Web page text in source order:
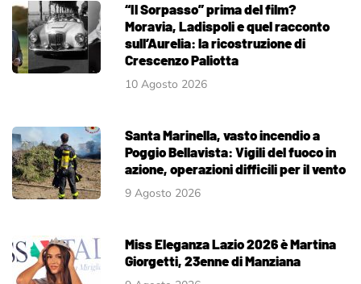
“Il Sorpasso” prima del film?
Moravia, Ladispoli e quel racconto
sull’Aurelia: la ricostruzione di
Crescenzo Paliotta
10 Agosto 2026
Santa Marinella, vasto incendio a
Poggio Bellavista: Vigili del fuoco in
azione, operazioni difficili per il vento
9 Agosto 2026
Miss Eleganza Lazio 2026 è Martina
Giorgetti, 23enne di Manziana